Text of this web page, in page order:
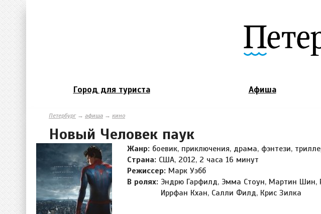
Город для туриста Афиша
Петербург→ афиша → кино
Новый Человек паук
Жанр: боевик, приключения, драма, фэнтези,
Страна: США, 2012, 2 часа 16 минут
Режиссер: Марк Уэбб
В ролях: Эндрю Гарфилд, Эмма Стоун, Мартин Шин,
Иррфан Кхан, Салли Филд, Крис Зилка